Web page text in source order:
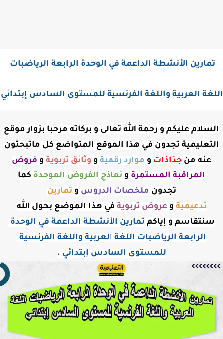
تمارين الأنشطة الداعمة في الوحدة الرابعة الرياضبات
العربية واللغة الفرنسية للمستوى السادس إبتدائي
السلام عليكم و رحمة الله تعالى و بركاته مرحبا بزوار موقع
التعليمية تجدون في هذا الموقع المتواضع كل ماتبحثون
عنه من جذاذاتو موارد رقميةو وثائق تربويةو فروض
المراقبة المستمرةو نماذج الفروض الموحدةكما
تجدون ملخصات الدروسو تمارين
تدعيميةو عروض تربويةفي هذا الموضع بحول الله
سنتقاسم و إياكم
تمارين الأنشطة الداعمة في الوحدة
الرابعة الرياضبات اللغة العربية واللغة الفرنسية
للمستوى السادس إبتدائي .